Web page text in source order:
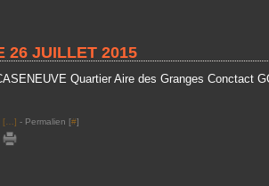
26 JUILLET 2015
Quartier Aire des Granges Conctact
[ ] - Permalien [#]